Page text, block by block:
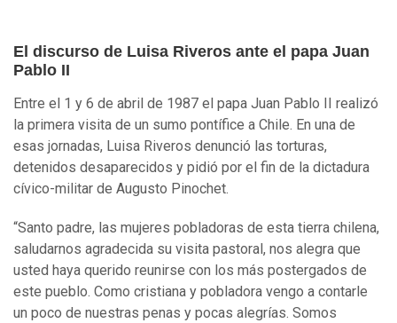
El discurso de Luisa Riveros ante el papa Juan
Pablo II
Entre el 1 y 6 de abril de 1987 el papa Juan Pablo II realizó
la primera visita de un sumo pontífice a Chile. En una de
esas jornadas, Luisa Riveros denunció las torturas,
detenidos desaparecidos y pidió por el fin de la dictadura
cívico-militar de Augusto Pinochet.
“Santo padre, las mujeres pobladoras de esta tierra chilena,
saludarnos agradecida su visita pastoral, nos alegra que
usted haya querido reunirse con los más postergados de
este pueblo. Como cristiana y pobladora vengo a contarle
un poco de nuestras penas y pocas alegrías. Somos